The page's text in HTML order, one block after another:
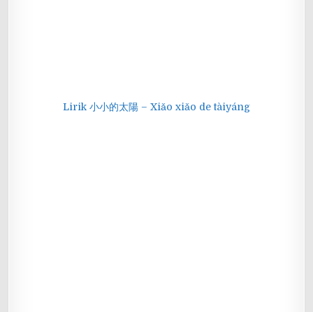
Lirik 小小的太陽 – Xiǎo xiǎo de tàiyáng